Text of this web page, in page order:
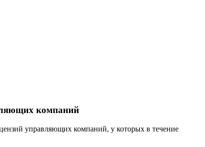
компаний
управляющих компаний, у которых в течение